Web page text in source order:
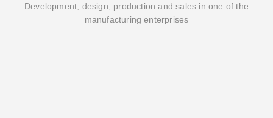
Development, design, production and sales in one of the
manufacturing enterprises